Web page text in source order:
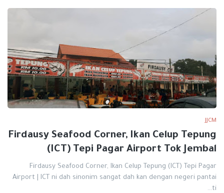
JJCM
Firdausy Seafood Corner, Ikan Celup Tepung
(ICT) Tepi Pagar Airport Tok Jembal
Firdausy Seafood Corner, Ikan Celup Tepung (ICT) Tepi Pagar
Airport | ICT ni dah sinonim sangat dah kan dengan negeri pantai
ti…